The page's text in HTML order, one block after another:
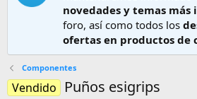
novedades y temas más
foro, así como todos los
ofertas en productos de
Componentes
Vendido Puños esigrips